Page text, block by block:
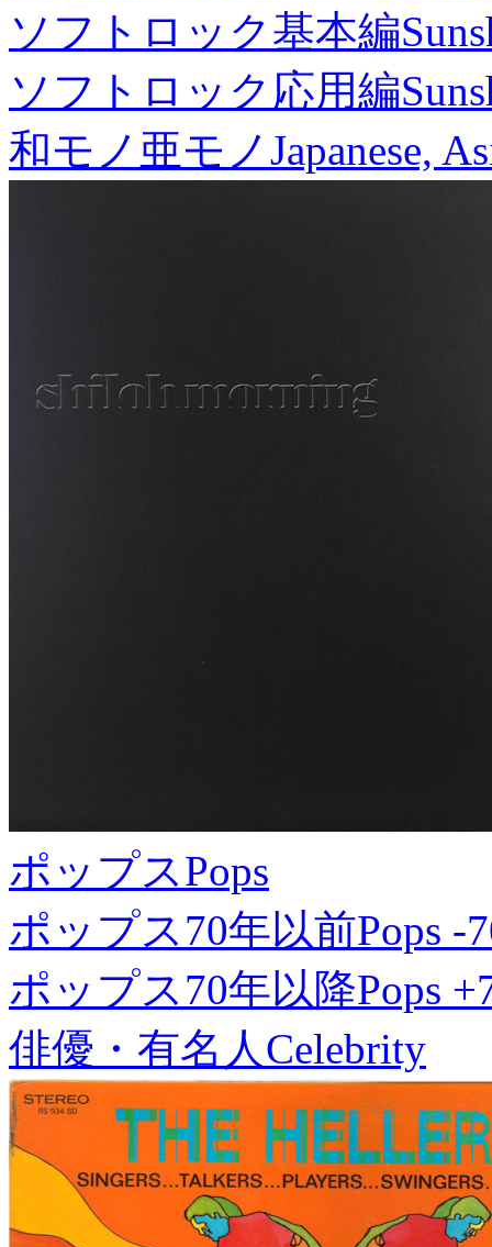
ソフトロック基本編
ソフトロック応用編
和モノ亜モノJapanese,
ポップスPops
ポップス70年以前Pops -
ポップス70年以降Pops
俳優・有名人Celebrity